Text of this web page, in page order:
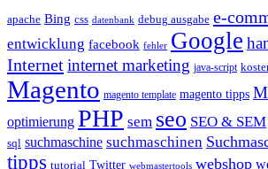
apache Bing css datenbank debug ausgabe e-
entwicklung facebook fehler Google
Internetinternet marketing java-script
Magento magento template magento tipps
optimierung PHP sem seo SEO & SEM
sql suchmaschine suchmaschinen
tipps tutorial Twitter webmastertools webshop